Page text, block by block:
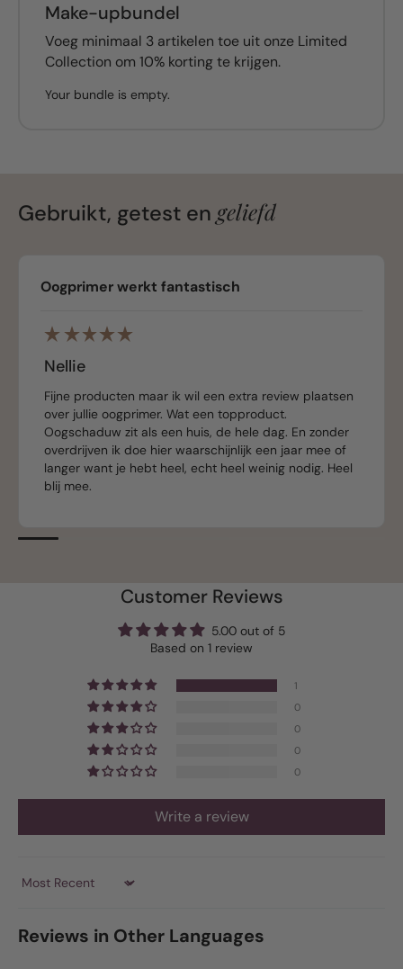
Make-upbundel
Voeg minimaal 3 artikelen toe uit onze Limited
Collection om 10% korting te krijgen.
Your bundle is empty.
Gebruikt, getest engeliefd
Oogprimer werkt fantastisch
Nellie
Fijne producten maar ik wil een extra review plaatsen
over jullie oogprimer. Wat een topproduct.
Oogschaduw zit als een huis, de hele dag. En zonder
overdrijven ik doe hier waarschijnlijk een jaar mee of
langer want je hebt heel, echt heel weinig nodig. Heel
blij mee.
Customer Reviews
5.00 out of 5
Based on 1 review
1
0
0
0
0
Write a review
Sort by
Reviews in Other Languages